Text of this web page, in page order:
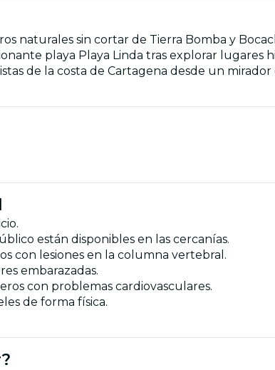
naturales sin cortar de Tierra Bomba y
playa Playa Linda tras explorar lugares
de la costa de Cartagena desde un mirador
están disponibles en las cercanías.
con lesiones en la columna vertebral.
embarazadas.
con problemas cardiovasculares.
de forma física.